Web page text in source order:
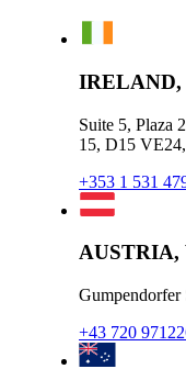
IRELAND,
Suite 5, Plaza
15, D15
+353 1 531
AUSTRIA,
Gumpendorfer
+43 720